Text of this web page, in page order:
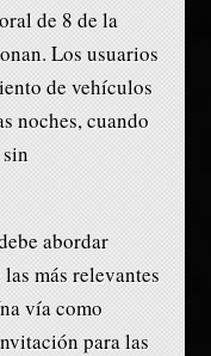
de 8 de la
Los usuarios
de vehículos
noches, cuando
abordar
más relevantes
vía como
para las